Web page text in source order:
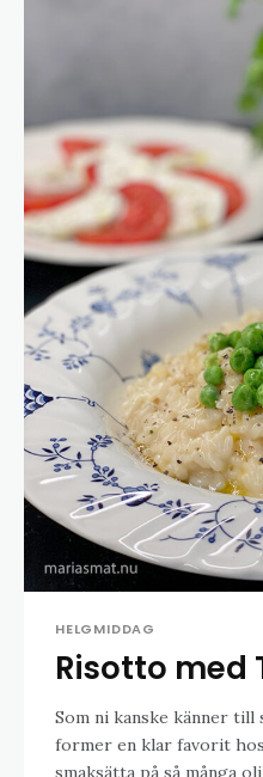
HELGMIDDAG
Risotto med
Som ni kanske känner
former en klar favorit
smaksätta på så många